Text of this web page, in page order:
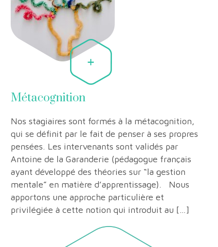
Métacognition
Nos stagiaires sont formés à la métacognition,
qui se définit par le fait de penser à ses propres
pensées. Les intervenants sont validés par
Antoine de la Garanderie (pédagogue français
ayant développé des théories sur “la gestion
mentale” en matière d’apprentissage). Nous
apportons une approche particulière et
privilégiée à cette notion qui introduit au […]